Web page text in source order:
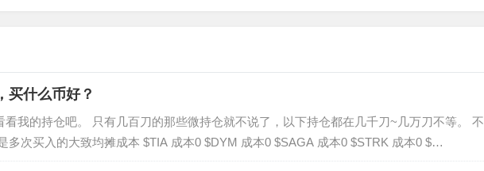
买什么币好？
看我的持仓吧。 只有几百刀的那些微持仓就不说了，以下持仓都在几千刀~几万刀不等。 不
多次买入的大致均摊成本 $TIA 成本0 $DYM 成本0 $SAGA 成本0 $STRK 成本0 $…